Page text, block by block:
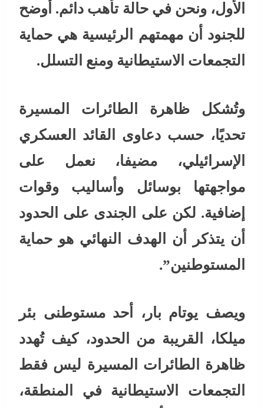
الأول، ونحن في حالة تأهب دائم. أوضح
للجنود أن مهمتهم الرئيسية هي حماية
التجمعات الاستيطانية ومنع التسلل.
وتُشكل ظاهرة الطائرات المسيرة
تحديًا، حسب دعاوى القائد العسكري
الإسرائيلي، مضيفا، نعمل على
مواجهتها بوسائل وأساليب وقوات
إضافية. لكن على الجندى على الحدود
أن يتذكر أن الهدف النهائي هو حماية
المستوطنين”.
ويصف يوتام بار، أحد مستوطنى بئر
ميلكا، القريبة من الحدود، كيف تُهدد
ظاهرة الطائرات المسيرة ليس فقط
التجمعات الاستيطانية في المنطقة،